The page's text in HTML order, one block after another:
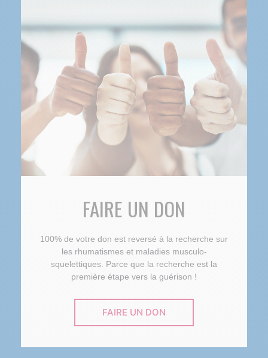
FAIRE UN DON
100% de votre don est reversé à la recherche sur
les rhumatismes et maladies musculo-
squelettiques. Parce que la recherche est la
première étape vers la guérison !
FAIRE UN DON